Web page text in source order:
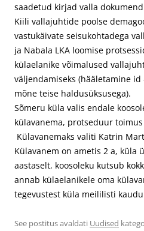
saadetud kirjad valla
Kiili vallajuhtide poolse
vastukäivate seisukohtadega
ja Nabala LKA loomise
külaelanike võimalused
väljendamiseks (hääletamine
mõne teise haldusüksusega).
Sõmeru küla valis endale
külavanema, protseduur
Külavanemaks valiti Katrin
Külavanem on ametis 2 a, küla
aastaselt, koosoleku kutsub
annab külaelanikele oma
tegevustest küla meililisti
See postitus avaldati Uudised